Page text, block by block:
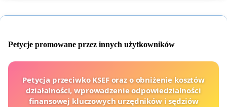
Petycje promowane przez innych użytkowników
Petycja przeciwko KSEF oraz o obniżenie kosztów
działalności, wprowadzenie odpowiedzialności
finansowej kluczowych urzędników i sędziów